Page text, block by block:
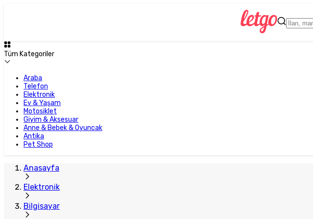
Tüm Kategoriler
Araba
Telefon
Elektronik
Ev & Yaşam
Motosiklet
Giyim & Aksesuar
Anne & Bebek & Oyuncak
Antika
Pet Shop
Anasayfa
Elektronik
Bilgisayar